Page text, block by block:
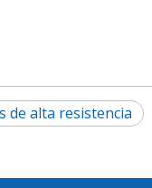
de alta resistencia